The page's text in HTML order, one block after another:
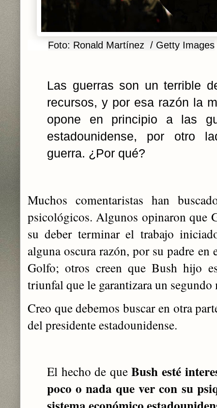
Foto: Ronald Martínez / Getty Images
Las guerras son un terrible
recursos, y por esa razón la
opone en principio a las
estadounidense, por otro
guerra. ¿Por qué?
Muchos comentaristas han
psicológicos. Algunos opinaron que
su deber terminar el trabajo
alguna oscura razón, por su padre
Golfo; otros creen que Bush hijo
triunfal que le garantizara un segundo
Creo que debemos buscar en otra
del presidente estadounidense.
El hecho de queBush esté
poco o nada que ver con su